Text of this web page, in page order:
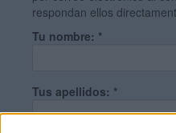
respondan ellos
Tu nombre: *
Tus apellidos: *